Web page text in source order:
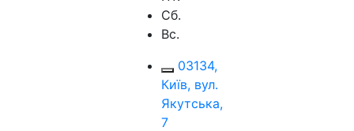
Сб.
Вс.
03134,
Київ, вул.
Якутська,
7